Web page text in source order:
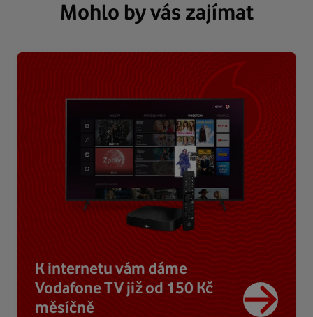
Mohlo by vás zajímat
K internetu vám dáme
Vodafone TV již od 150 Kč
měsíčně